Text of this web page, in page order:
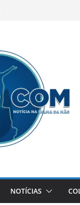
NOTÍCIAS